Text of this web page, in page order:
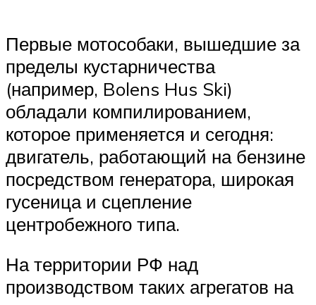
Первые мотособаки, вышедшие за
пределы кустарничества
(например, Bolens Hus Ski)
обладали компилированием,
которое применяется и сегодня:
двигатель, работающий на бензине
посредством генератора, широкая
гусеница и сцепление
центробежного типа.
На территории РФ над
производством таких агрегатов на